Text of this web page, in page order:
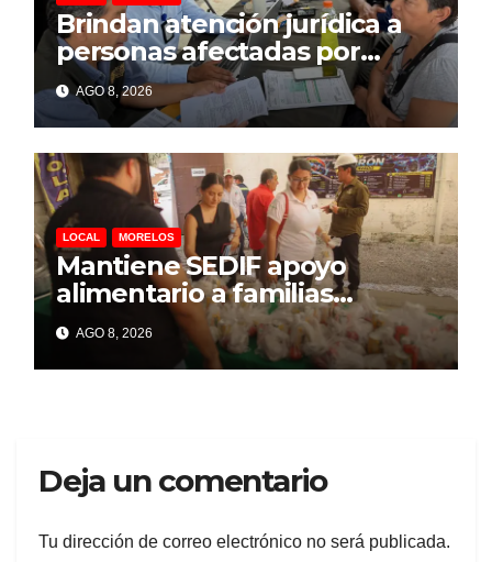
Brindan atención jurídica a
personas afectadas por
explosión de pipa en Las
Granjas
AGO 8, 2026
LOCAL MORELOS
Mantiene SEDIF apoyo
alimentario a familias
afectadas por explosión en
Las Granjas
AGO 8, 2026
Deja un comentario
Tu dirección de correo electrónico no será publicada.